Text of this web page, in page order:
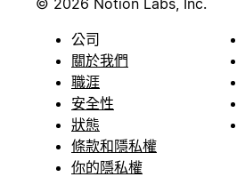
公司
關於我們
職涯
安全性
狀態
條款和隱私權
你的隱私權